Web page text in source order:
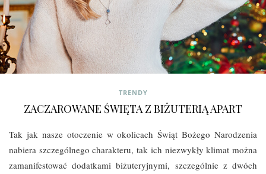
TRENDY
ZACZAROWANE ŚWIĘTA Z BIŻUTERIĄ APART
Tak jak nasze otoczenie w okolicach Świąt Bożego Narodzenia
nabiera szczególnego charakteru, tak ich niezwykły klimat można
zamanifestować dodatkami biżuteryjnymi, szczególnie z dwóch